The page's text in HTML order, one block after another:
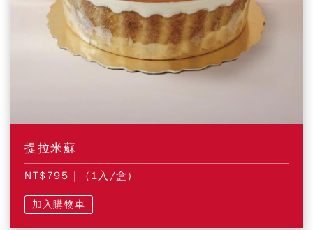
提拉米蘇
NT$795 | (1入/盒)
加入購物車